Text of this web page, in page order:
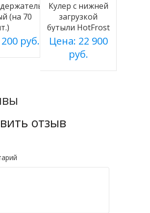
(на 70
руб.
Кулер с нижней
загрузкой
бутыли HotFrost
V115AE
Цена: 22 900
руб.
отзыв